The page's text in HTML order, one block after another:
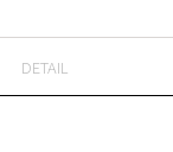
DETAIL